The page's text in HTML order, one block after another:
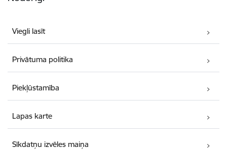
Viegli lasīt
Privātuma politika
Piekļūstamība
Lapas karte
Sīkdatņu izvēles maiņa